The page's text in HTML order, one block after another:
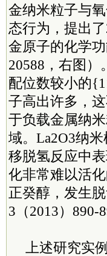
金纳米粒子与
态行为，提出
金原子的化学功
20588，右图）
配位数较小的
子高出许多，
于负载金属纳
域。La2O3纳
移脱氢反应中
化非常难以活
正癸醇，发生
3（2013）890-
上述研究实